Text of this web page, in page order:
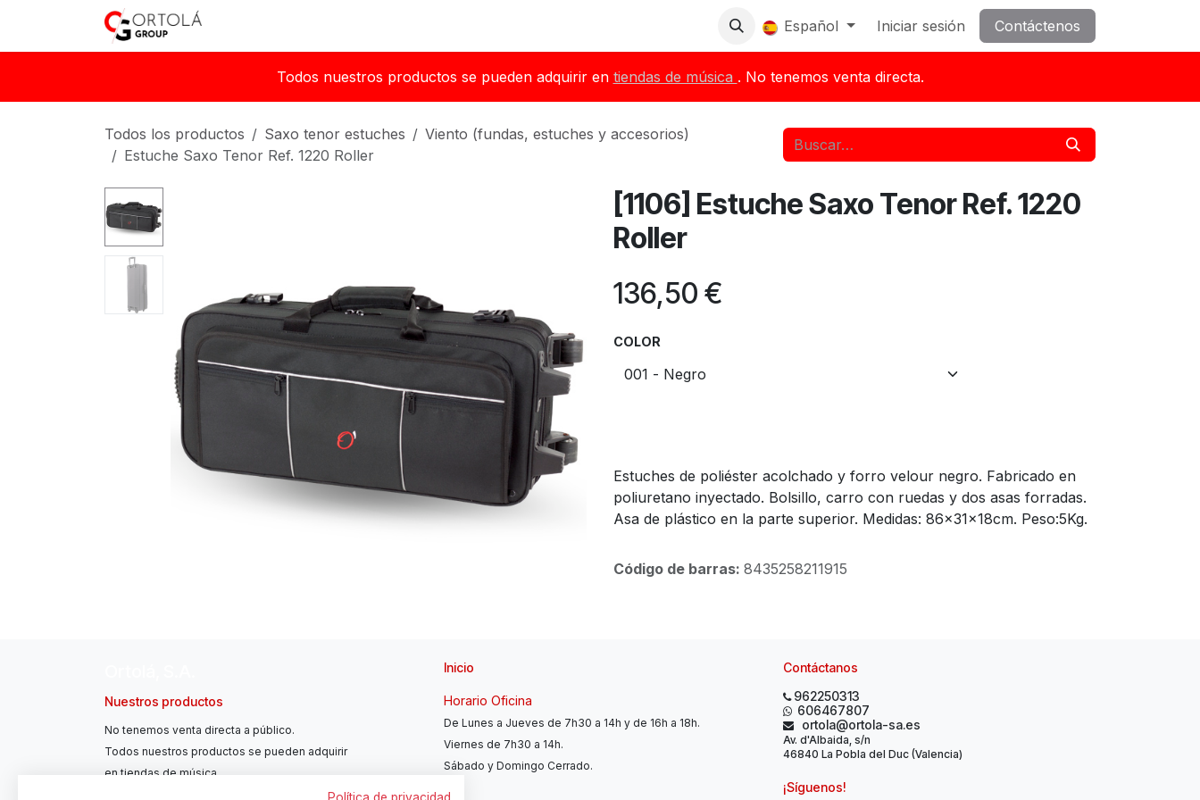
Español Iniciar sesión Contáctenos
Todos nuestros productos se pueden adquirir en tiendas de música . No tenemos venta directa.
Todos los productos Saxo tenor estuches
Viento (fundas, estuches y accesorios)
Estuche Saxo Tenor Ref. 1220 Roller
[1106] Estuche Saxo Tenor Ref. 1220
Roller
136,50 €
COLOR
Estuches de poliéster acolchado y forro velour negro. Fabricado en
poliuretano inyectado. Bolsillo, carro con ruedas y dos asas forradas.
Asa de plástico en la parte superior. Medidas: 86x31x18cm. Peso:5Kg.
Código de barras: 8435258211915
Nuestros productos
No tenemos venta directa a público.
Todos nuestros productos se pueden adquirir
en tiendas de música.
Inicio
Horario Oficina
De Lunes a Jueves de 7h30 a 14h y de 16h a 18h.
Viernes de 7h30 a 14h.
Sábado y Domingo Cerrado.
Contáctanos
962250313
606467807
ortola@ortola-sa.es
Av. d'Albaida, s/n
46840 La Pobla del Duc (Valencia)
¡Síguenos!